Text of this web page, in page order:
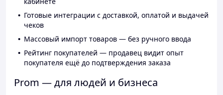
Готовые интеграции с доставкой, оплатой и выдачей
чеков
Массовый импорт товаров — без ручного ввода
Рейтинг покупателей — продавец видит опыт
покупателя ещё до подтверждения заказа
Prom — для людей и бизнеса